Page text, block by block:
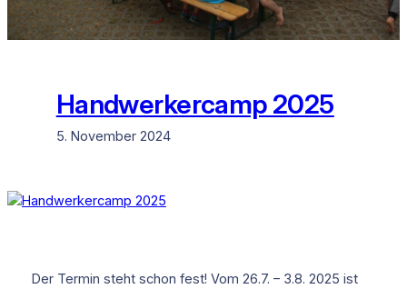
Handwerkercamp 2025
5. November 2024
Der Termin steht schon fest! Vom 26.7. – 3.8. 2025 ist